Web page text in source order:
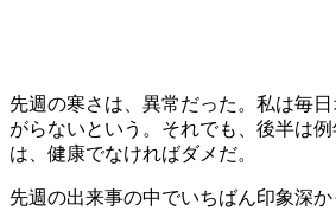
先週の寒さは、異常だった。私は毎
がらないという。それでも、後半は
は、健康でなければダメだ。
先週の出来事の中でいちばん印象深か